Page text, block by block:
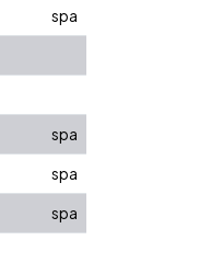
spa
spa
spa
spa